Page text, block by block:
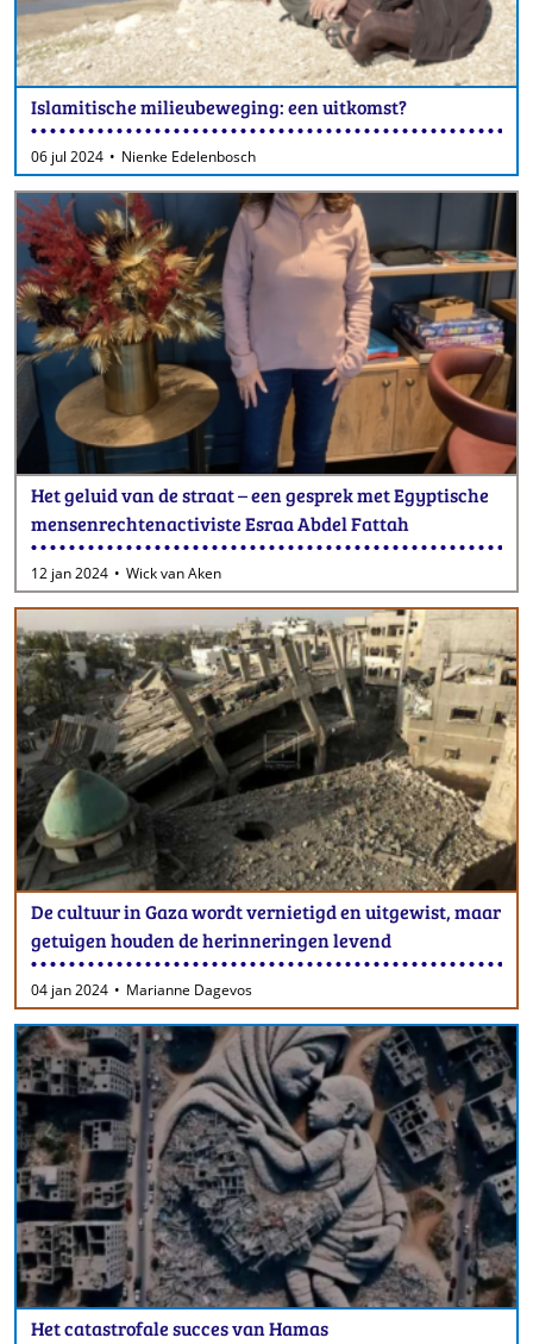
Islamitische milieubeweging: een uitkomst?
06 jul 2024 Nienke Edelenbosch
Het geluid van de straat – een gesprek met Egyptische
mensenrechtenactiviste Esraa Abdel Fattah
12 jan 2024 Wick van Aken
De cultuur in Gaza wordt vernietigd en uitgewist, maar
getuigen houden de herinneringen levend
04 jan 2024 Marianne Dagevos
Het catastrofale succes van Hamas